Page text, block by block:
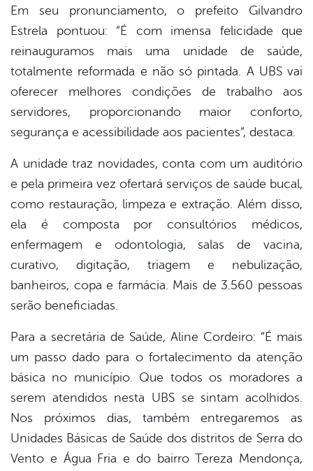
Em seu pronunciamento, o prefeito Gilvandro
Estrela pontuou: “É com imensa felicidade que
reinauguramos mais uma unidade de saúde,
totalmente reformada e não só pintada. A UBS vai
oferecer melhores condições de trabalho aos
servidores, proporcionando maior conforto,
segurança e acessibilidade aos pacientes”, destaca.
A unidade traz novidades, conta com um auditório
e pela primeira vez ofertará serviços de saúde bucal,
como restauração, limpeza e extração. Além disso,
ela é composta por consultórios médicos,
enfermagem e odontologia, salas de vacina,
curativo, digitação, triagem e nebulização,
banheiros, copa e farmácia. Mais de 3.560 pessoas
serão beneficiadas.
Para a secretária de Saúde, Aline Cordeiro: “É mais
um passo dado para o fortalecimento da atenção
básica no município. Que todos os moradores a
serem atendidos nesta UBS se sintam acolhidos.
Nos próximos dias, também entregaremos as
Unidades Básicas de Saúde dos distritos de Serra do
Vento e Água Fria e do bairro Tereza Mendonça,